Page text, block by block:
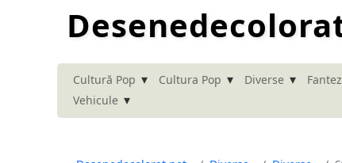
Cultură Pop ▾ Cultura Pop ▾ Diverse ▾
Vehicule ▾